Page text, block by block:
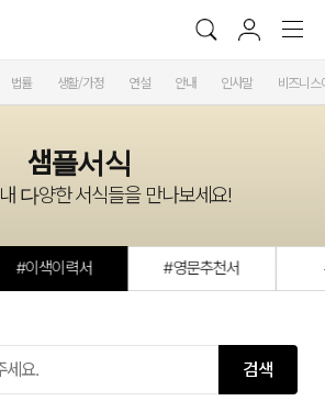
법률 생활/가정 연설 안내 인사말 비즈니스
샘플서식
내 다양한 서식들을 만나보세요!
#이색이력서 #영문추천서
검색